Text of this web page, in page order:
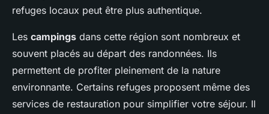
refuges locaux peut être plus authentique.
Les campings dans cette région sont nombreux et
souvent placés au départ des randonnées. Ils
permettent de profiter pleinement de la nature
environnante. Certains refuges proposent même des
services de restauration pour simplifier votre séjour. Il